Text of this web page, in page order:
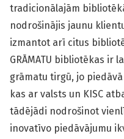
tradicionālajām
nodrošinājis jaunu
izmantot arī citus
GRĀMATU bibliotēkas ir
grāmatu tirgū, jo
kas ar valsts un KISC
tādējādi nodrošinot
inovatīvo piedāvājumu